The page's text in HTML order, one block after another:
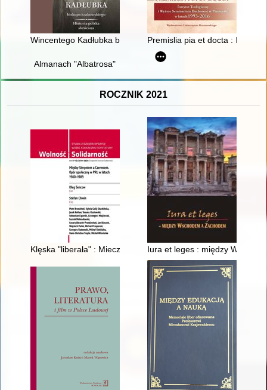
Wincentego Kadłubka biskupa krakowskiego Historia polska
Premislia pia et docta : Instytut
Almanach "Albatrosa"
ROCZNIK 2021
Klęska "liberała" : Mieczysław F. Rakowski i wprowadzenie
Iura et leges : między